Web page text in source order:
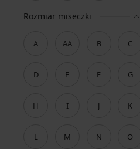
Rozmiar miseczki
A AA B C
D E F G
H I J K
L M N O